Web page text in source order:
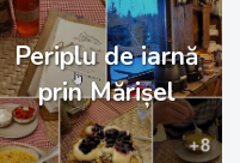
Periplu de iarnă
prin Mărișel